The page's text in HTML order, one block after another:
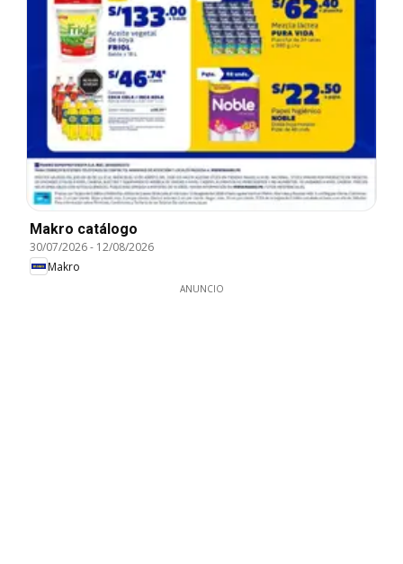
Makro catálogo
30/07/2026- 12/08/2026
Makro
ANUNCIO